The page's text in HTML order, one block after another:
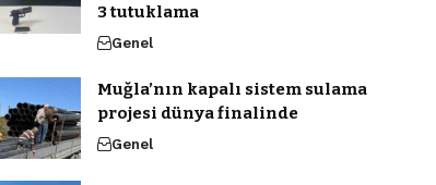
3 tutuklama
Genel
Muğla’nın kapalı sistem sulama
projesi dünya finalinde
Genel